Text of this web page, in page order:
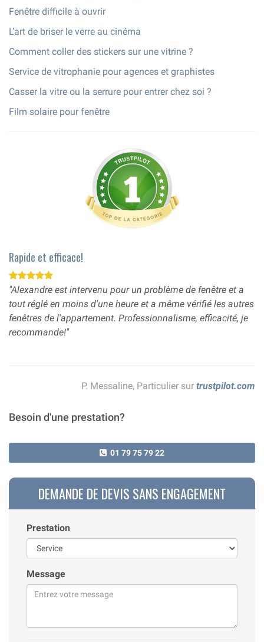
Fenêtre difficile à ouvrir
L’art de briser le verre au cinéma
Comment coller des stickers sur une vitrine ?
Service de vitrophanie pour agences et graphistes
Casser la vitre ou la serrure pour entrer chez soi ?
Film solaire pour fenêtre
Rapide et efficace!
"Alexandre est intervenu pour un problème de fenêtre et a
tout réglé en moins d'une heure et a même vérifié les autres
fenêtres de l'appartement. Professionnalisme, efficacité, je
recommande!"
P. Messaline, Particulier sur trustpilot.com
Besoin d'une prestation?
01 79 75 79 22
DEMANDE DE DEVIS SANS ENGAGEMENT
Prestation
Message